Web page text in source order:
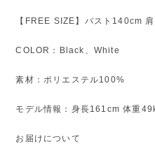
【FREE SIZE】バスト140cm
COLOR：Black、White
素材：ポリエステル100%
モデル情報：身長161cm 体重
お届けについて